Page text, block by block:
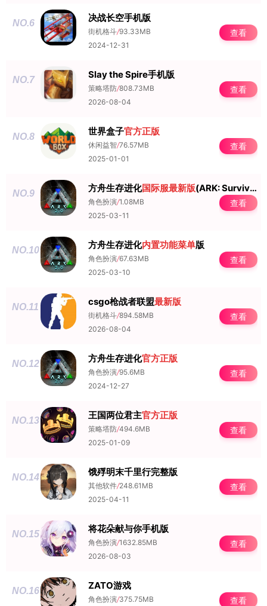
NO.6 决战长空手机版
街机格斗/93.33MB
2024-12-31
查看
NO.7 Slay the Spire手机版
策略塔防/808.73MB
2026-08-04
查看
NO.8 世界盒子官方正版
休闲益智/76.57MB
2025-01-01
查看
NO.9 方舟生存进化国际服最新版(ARK: Survival Evolved)
角色扮演/1.08MB
2025-03-11
查看
NO.10 方舟生存进化内置功能菜单版
角色扮演/67.63MB
2025-03-10
查看
NO.11 csgo枪战者联盟最新版
街机格斗/894.58MB
2026-08-04
查看
NO.12 方舟生存进化官方正版
角色扮演/95.6MB
2024-12-27
查看
NO.13 王国两位君主官方正版
策略塔防/494.6MB
2025-01-09
查看
NO.14 饿殍明末千里行完整版
其他软件/248.61MB
2025-04-11
查看
NO.15 将花朵献与你手机版
角色扮演/1632.85MB
2026-08-03
查看
NO.16 ZATO游戏
角色扮演/375.75MB
查看